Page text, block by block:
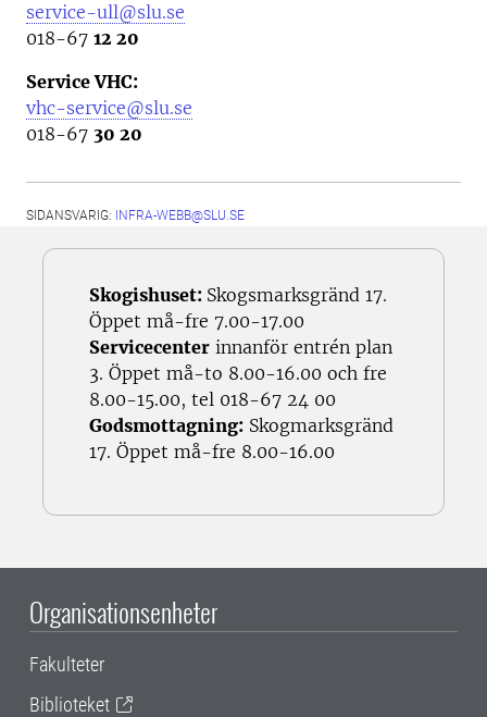
service-ull@slu.se
018-67 12 20
Service VHC:
vhc-service@slu.se
018-67 30 20
SIDANSVARIG: INFRA-WEBB@SLU.SE
Skogishuset: Skogsmarksgränd 17.
Öppet må-fre 7.00-17.00
Servicecenter innanför entrén plan
3. Öppet må-to 8.00-16.00 och fre
8.00-15.00, tel 018-67 24 00
Godsmottagning: Skogmarksgränd
17. Öppet må-fre 8.00-16.00
Organisationsenheter
Fakulteter
Biblioteket